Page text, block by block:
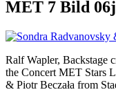
MET 7 Bild
Ralf Wapler, Backstage
the Concert MET Stars
& Piotr Beczała from